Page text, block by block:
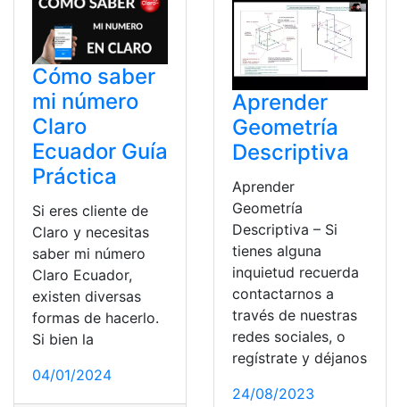
Cómo saber
mi número
Claro
Ecuador Guía
Práctica
Si eres cliente de
Claro y necesitas
saber mi número
Claro Ecuador,
existen diversas
formas de hacerlo.
Si bien la
04/01/2024
Aprender
Geometría
Descriptiva
Aprender
Geometría
Descriptiva – Si
tienes alguna
inquietud recuerda
contactarnos a
través de nuestras
redes sociales, o
regístrate y déjanos
24/08/2023